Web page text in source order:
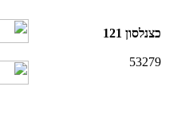
כצנלסון 121
53279